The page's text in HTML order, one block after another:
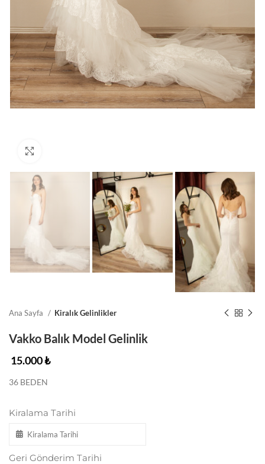
Ana Sayfa Kiralık Gelinlikler
Vakko Balık Model Gelinlik
15.000₺
36 BEDEN
Kiralama Tarihi
Geri Gönderim Tarihi